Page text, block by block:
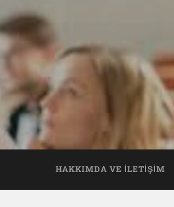
HAKKIMDA VE İLETIŞIM